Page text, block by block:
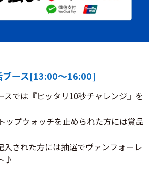
ース[13:00～16:00]
では『ピッタリ10秒チャレンジ』を
ップウォッチを止められた方には賞品
入された方には抽選でヴァンフォーレ
♪